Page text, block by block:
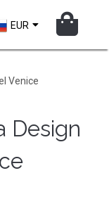
EUR
Venice
Design